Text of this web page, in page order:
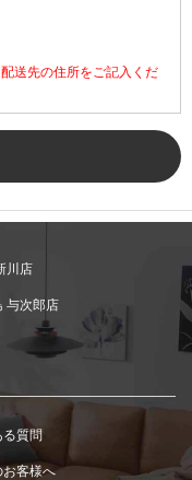
送先の住所をご記入くだ
川店
与次郎店
る質問
お客様へ